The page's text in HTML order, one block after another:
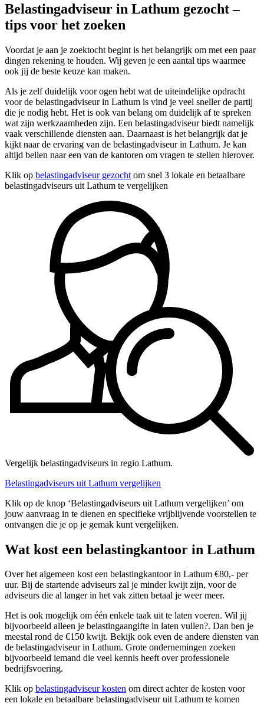
Belastingadviseur in Lathum gezocht –
tips voor het zoeken
Voordat je aan je zoektocht begint is het belangrijk om met een paar
dingen rekening te houden. Wij geven je een aantal tips waarmee
ook jij de beste keuze kan maken.
Als je zelf duidelijk voor ogen hebt wat de uiteindelijke opdracht
voor de belastingadviseur in Lathum is vind je veel sneller de partij
die je nodig hebt. Het is ook van belang om duidelijk af te spreken
wat zijn werkzaamheden zijn. Een belastingadviseur biedt namelijk
vaak verschillende diensten aan. Daarnaast is het belangrijk dat je
kijkt naar de ervaring van de belastingadviseur in Lathum. Je kan
altijd bellen naar een van de kantoren om vragen te stellen hierover.
Klik op belastingadviseur gezocht om snel 3 lokale en betaalbare
belastingadviseurs uit Lathum te vergelijken
Vergelijk belastingadviseurs in regio Lathum.
Belastingadviseurs uit Lathum vergelijken
Klik op de knop ‘Belastingadviseurs uit Lathum vergelijken’ om
jouw aanvraag in te dienen en specifieke vrijblijvende voorstellen te
ontvangen die je op je gemak kunt vergelijken.
Wat kost een belastingkantoor in Lathum
Over het algemeen kost een belastingkantoor in Lathum €80,- per
uur. Bij de startende adviseurs zal je minder kwijt zijn, voor de
adviseurs die al langer in het vak zitten betaal je weer meer.
Het is ook mogelijk om één enkele taak uit te laten voeren. Wil jij
bijvoorbeeld alleen je belastingaangifte in laten vullen?. Dan ben je
meestal rond de €150 kwijt. Bekijk ook even de andere diensten van
de belastingadviseur in Lathum. Grote ondernemingen zoeken
bijvoorbeeld iemand die veel kennis heeft over professionele
bedrijfsvoering.
Klik op belastingadviseur kosten om direct achter de kosten voor
een lokale en betaalbare belastingadviseur uit Lathum te komen